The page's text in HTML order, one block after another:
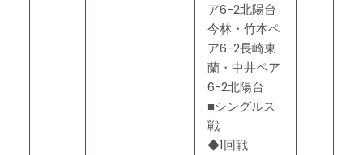
ア6-2北陽台
今林・竹本ペ
ア6-2長崎東
蘭・中井ペア
6-2北陽台
■シングルス
戦
◆1回戦